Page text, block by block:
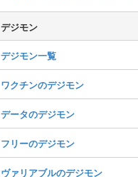
デジモン
デジモン一覧
ワクチンのデジモン
データのデジモン
フリーのデジモン
ヴァリアブルのデジモン